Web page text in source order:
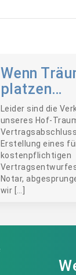
Wenn
platzen…
Leider sind die
unseres Hof-
Erstellung eines
kostenpflichtigen
Notar,
wir […]